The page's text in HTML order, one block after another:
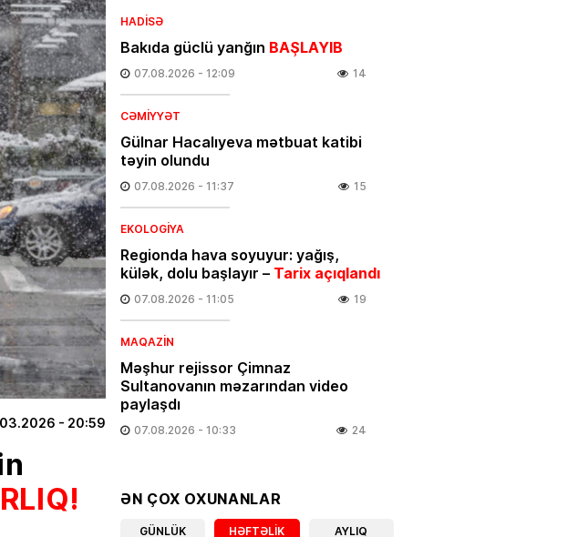
- 20:59
HADISƏ
Bakıda güclü yanğın BAŞLAYIB
07.08.2026 - 12:09 14
CƏMIYYƏT
Gülnar Hacalıyeva mətbuat katibi
təyin olundu
07.08.2026 - 11:37 15
EKOLOGIYA
Regionda hava soyuyur: yağış,
külək, dolu başlayır – Tarix açıqlandı
07.08.2026 - 11:05 19
MAQAZIN
Məşhur rejissor Çimnaz
Sultanovanın məzarından video
paylaşdı
07.08.2026 - 10:33 24
Bakıda yaşayanların DİQQƏTİNƏ!
avqust 2026-cı il saat 00:00-dan
ƏN ÇOX OXUNANLAR
GÜNLÜK HƏFTƏLIK AYLIQ